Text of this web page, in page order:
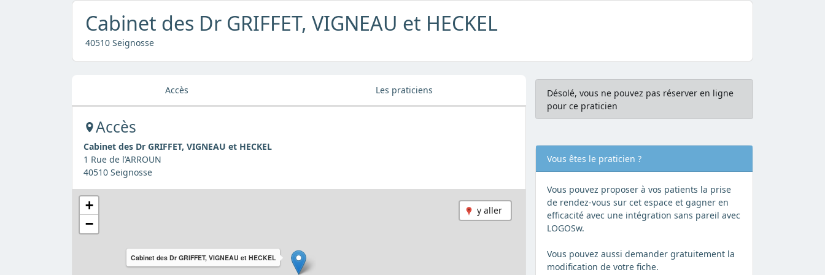
Cabinet des Dr GRIFFET, VIGNEAU et HECKEL
40510 Seignosse
Désolé, vous ne pouvez pas réserver en ligne
pour ce praticien
Vous êtes le praticien ?
Vous pouvez proposer à vos patients la prise
de rendez-vous sur cet espace et gagner en
efficacité avec une intégration sans pareil avec
LOGOSw.
Vous pouvez aussi demander gratuitement la
modification de votre fiche.
Accès Les praticiens
Accès
Cabinet des Dr GRIFFET, VIGNEAU et HECKEL
1 Rue de l’ARROUN
40510 Seignosse
y aller
Cabinet des Dr GRIFFET, VIGNEAU et HECKEL
+
−